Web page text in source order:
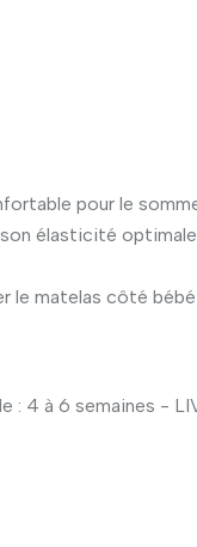
pour le
élasticité
le matelas côté
: 4 à 6 semaines -